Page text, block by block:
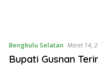
Bengkulu Selatan Maret 14,
Bupati Gusnan